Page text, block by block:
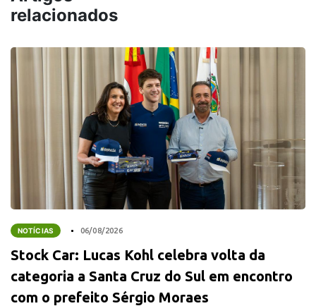
relacionados
NOTÍCIAS 06/08/2026
Stock Car: Lucas Kohl celebra volta da
categoria a Santa Cruz do Sul em encontro
com o prefeito Sérgio Moraes